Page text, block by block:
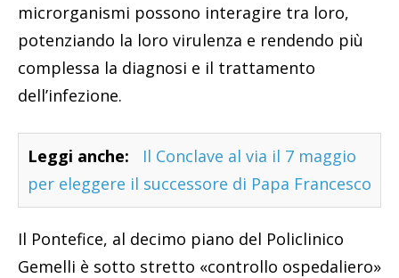
microrganismi possono interagire tra loro,
potenziando la loro virulenza e rendendo più
complessa la diagnosi e il trattamento
dell’infezione.
Leggi anche:
Il Conclave al via il 7 maggio
per eleggere il successore di Papa Francesco
Il Pontefice, al decimo piano del Policlinico
Gemelli è sotto stretto «controllo ospedaliero»